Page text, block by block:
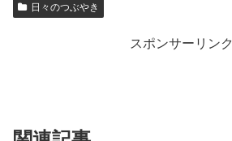
日々のつぶやき
スポンサーリンク